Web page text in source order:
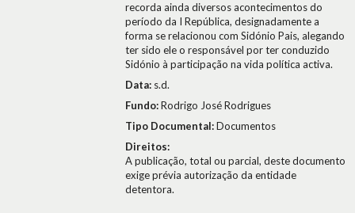
recorda ainda diversos acontecimentos do
período da I República, designadamente a
forma se relacionou com Sidónio Pais, alegando
ter sido ele o responsável por ter conduzido
Sidónio à participação na vida política activa.
Data: s.d.
Fundo:Rodrigo José Rodrigues
Tipo Documental:Documentos
Direitos:
A publicação, total ou parcial, deste documento
exige prévia autorização da entidade
detentora.